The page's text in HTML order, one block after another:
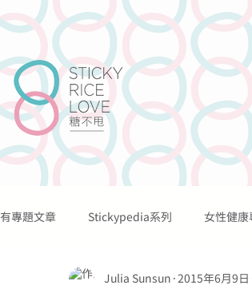
專題文章 Stickypedia系列 女性健康
關於情愛的 關於溝通的 關於性行
Julia Sunsun 2015年6月9日